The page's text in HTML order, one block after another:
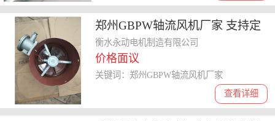
郑州GBPW轴流风机厂家 支持定
制 永动电机
衡水永动电机制造有限公司
价格面议
查看详细
关键词：郑州GBPW轴流风机厂家